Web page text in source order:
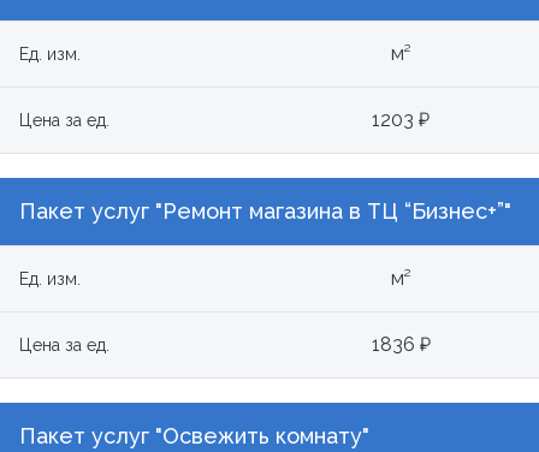
Ед. изм. м²
Цена за ед. 1203 ₽
Пакет услуг "Ремонт магазина в ТЦ “Бизнес+”"
Ед. изм. м²
Цена за ед. 1836 ₽
Пакет услуг "Освежить комнату"